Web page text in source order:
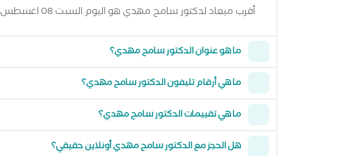
أقرب ميعاد لدكتور سامح مهدي هو اليوم السبت 08 اغسطس 2026 من 12:00 مساءً وتقدر تشوف كل المواعيد المتاحة من خلال عرض المواعيد أعلاه
ما هو عنوان الدكتور سامح مهدي؟
ما هي أرقام تليفون الدكتور سامح مهدي؟
ما هي تقييمات الدكتور سامح مهدي؟
هل الحجز مع الدكتور سامح مهدي أونلاين حقيقي؟